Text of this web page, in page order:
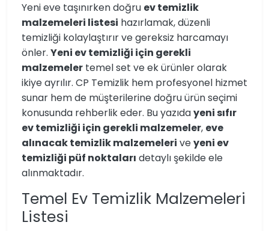
Yeni eve taşınırken doğru ev temizlik
malzemeleri listesi hazırlamak, düzenli
temizliği kolaylaştırır ve gereksiz harcamayı
önler. Yeni ev temizliği için gerekli
malzemeler temel set ve ek ürünler olarak
ikiye ayrılır. CP Temizlik hem profesyonel hizmet
sunar hem de müşterilerine doğru ürün seçimi
konusunda rehberlik eder. Bu yazıdayeni sıfır
ev temizliği için gerekli malzemeler, eve
alınacak temizlik malzemeleri veyeni ev
temizliği püf noktaları detaylı şekilde ele
alınmaktadır.
Temel Ev Temizlik Malzemeleri
Listesi